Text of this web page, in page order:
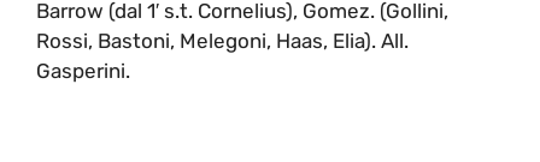
Barrow (dal 1′ s.t. Cornelius), Gomez. (Gollini,
Rossi, Bastoni, Melegoni, Haas, Elia). All.
Gasperini.